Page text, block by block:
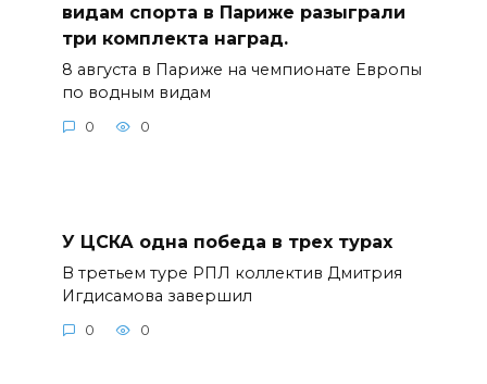
видам спорта в Париже разыграли
три комплекта наград.
8 августа в Париже на чемпионате Европы
по водным видам
0 0
У ЦСКА одна победа в трех турах
В третьем туре РПЛ коллектив Дмитрия
Игдисамова завершил
0 0